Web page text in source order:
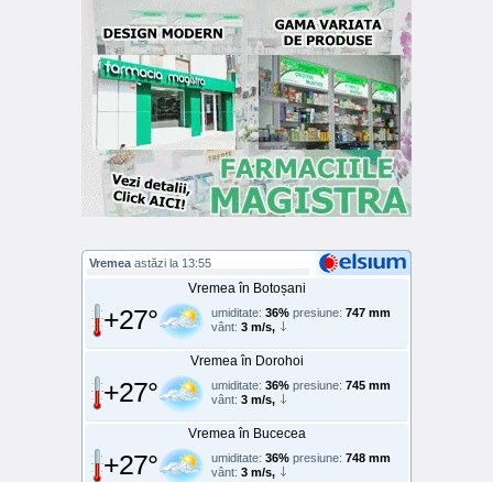
Vremea astăzi la 13:55
Vremea în Botoșani
+27° umiditate: 36% presiune: 747 mm
vânt: 3 m/s,
Vremea în Dorohoi
+27° umiditate: 36% presiune: 745 mm
vânt: 3 m/s,
Vremea în Bucecea
+27° umiditate: 36% presiune: 748 mm
vânt: 3 m/s,